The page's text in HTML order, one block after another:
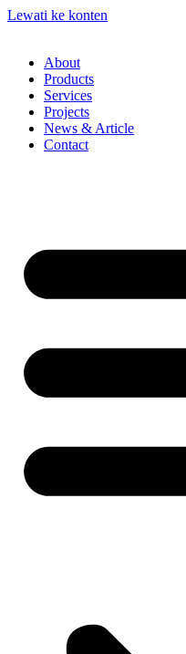
Lewati ke konten
About
Products
Services
Projects
News & Article
Contact